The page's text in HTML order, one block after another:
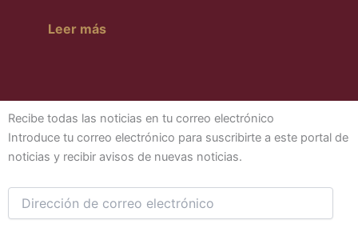
Leer más
Recibe todas las noticias en tu correo electrónico
Introduce tu correo electrónico para suscribirte a este portal de
noticias y recibir avisos de nuevas noticias.
Dirección
de
electrónico